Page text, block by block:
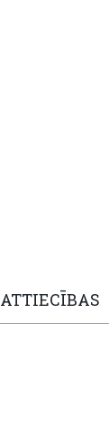
ATTIECĪBAS